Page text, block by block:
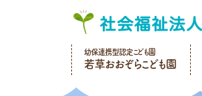
幼保連携型認定こども園
若草おおぞらこども園